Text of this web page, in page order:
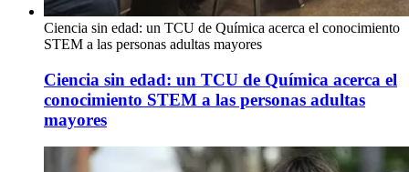
Ciencia sin edad: un TCU de Química acerca el conocimiento
STEM a las personas adultas mayores
Ciencia sin edad: un TCU de Química acerca el
conocimiento STEM a las personas adultas
mayores